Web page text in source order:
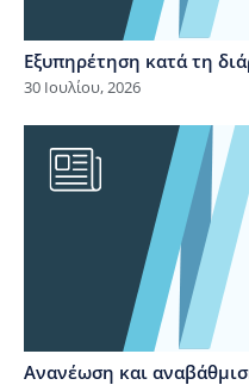
Εξυπηρέτηση κατά τη
30 Ιουλίου, 2026
Ανανέωση και